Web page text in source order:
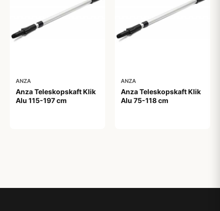
ANZA
Anza Teleskopskaft Klik
Alu 115-197 cm
ANZA
Anza Teleskopskaft Klik
Alu 75-118 cm